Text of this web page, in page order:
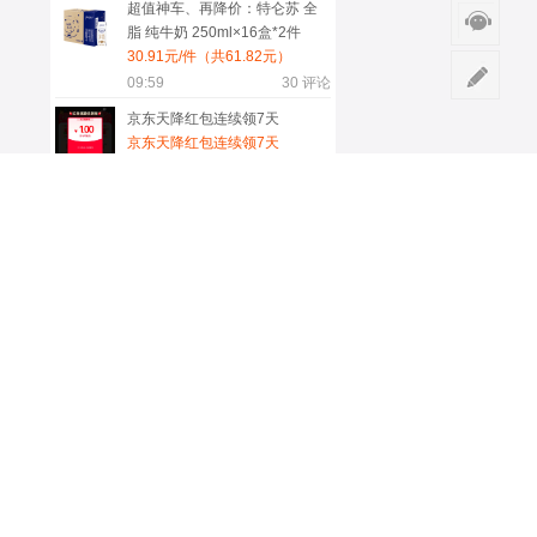
超值神车、再降价：特仑苏 全
脂 纯牛奶 250ml×16盒*2件
30.91元/件（共61.82元）
09:59
30 评论
京东天降红包连续领7天
京东天降红包连续领7天